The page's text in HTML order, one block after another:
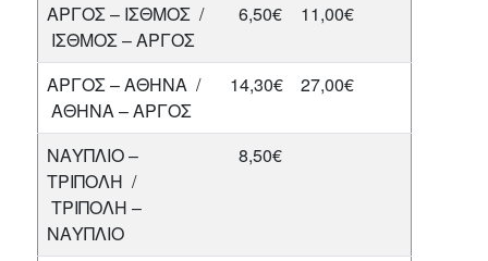
ΑΡΓΟΣ – ΙΣΘΜΟΣ /
ΙΣΘΜΟΣ – ΑΡΓΟΣ
6,50€ 11,00€
ΑΡΓΟΣ – ΑΘΗΝΑ /
ΑΘΗΝΑ – ΑΡΓΟΣ
14,30€ 27,00€
ΝΑΥΠΛΙΟ –
ΤΡΙΠΟΛΗ /
ΤΡΙΠΟΛΗ –
ΝΑΥΠΛΙΟ
8,50€